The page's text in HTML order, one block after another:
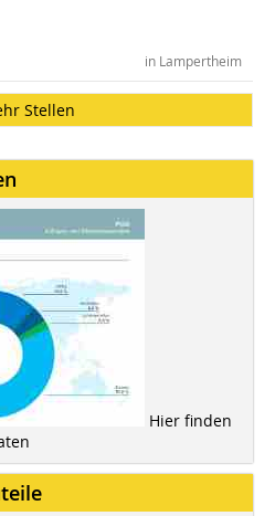
in Lampertheim
Stellen
Hier finden